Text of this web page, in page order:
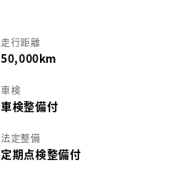
走行距離
50,000km
車検
車検整備付
法定整備
定期点検整備付